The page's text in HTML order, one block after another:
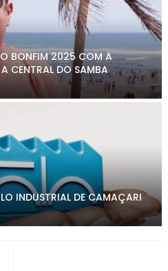
BONFIM 2025 COM A
CENTRAL DO SAMBA
INDUSTRIAL DE CAMAÇARI